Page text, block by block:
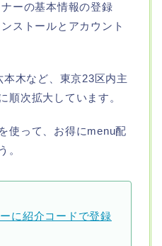
ーの基本情報の登録
ストールとアカウント
木など、東京23区内主
順次拡大しています。
使って、お得にmenu配
。
に紹介コードで登録